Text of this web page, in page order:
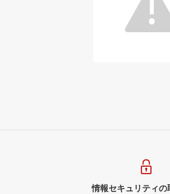
情報セキュリティの